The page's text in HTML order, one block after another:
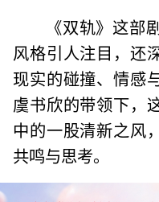
《双轨》这部
风格引人注目，还
现实的碰撞、情感
虞书欣的带领下，
中的一股清新之风
共鸣与思考。